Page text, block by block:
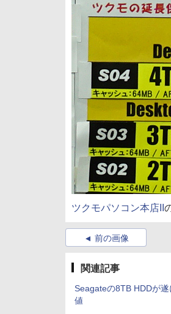
ツクモパソコン本店II
前の画像
関連記事
Seagateの8TB HDDが
値